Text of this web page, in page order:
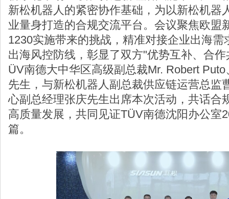
新松机器人的紧密协作基础，为以新松机器
业量身打造的合规交流平台。会议聚焦欧盟
1230实施带来的挑战，精准对接企业出海
出海风控防线，彰显了双方"优势互补、合
ÜV南德大中华区高级副总裁Mr. Robert
先生，与新松机器人副总裁供应链运营总监
心副总经理张庆先生出席本次活动，共话合
高质量发展，共同见证TÜV南德沈阳办公室
篇。